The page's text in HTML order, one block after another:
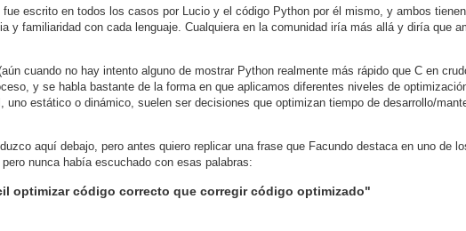
escrito en todos los casos por Lucio y el código Python por él mismo, y ambos tienen
y familiaridad con cada lenguaje. Cualquiera en la comunidad iría más allá y diría que
cuando no hay intento alguno de mostrar Python realmente más rápido que C en
y se habla bastante de la forma en que aplicamos diferentes niveles de
estático o dinámico, suelen ser decisiones que optimizan tiempo de desarrollo/
aquí debajo, pero antes quiero replicar una frase que Facundo destaca en uno de
nunca había escuchado con esas palabras:
optimizar código correcto que corregir código optimizado"